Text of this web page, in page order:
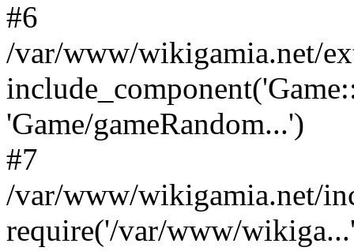
#6
/var/www/wikigamia.net/
'Game/gameRandom...')
#7
/var/www/wikigamia.net/
require('/var/www/